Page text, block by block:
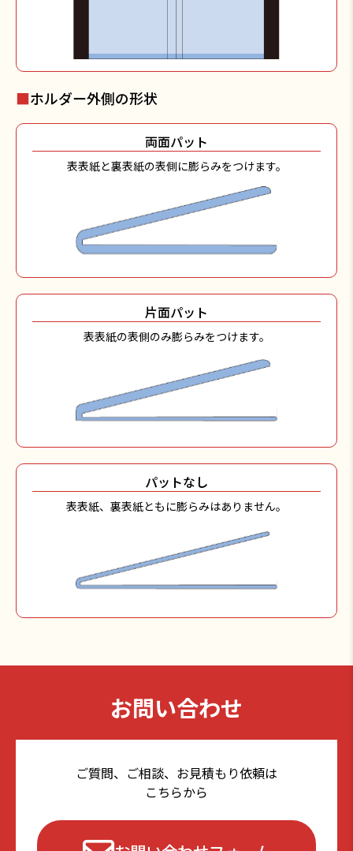
■ホルダー外側の形状
両面パット
表表紙と裏表紙の表側に膨らみをつけます。
片面パット
表表紙の表側のみ膨らみをつけます。
パットなし
表表紙、裏表紙ともに膨らみはありません。
お問い合わせ
ご質問、ご相談、お見積もり依頼は
こちらから